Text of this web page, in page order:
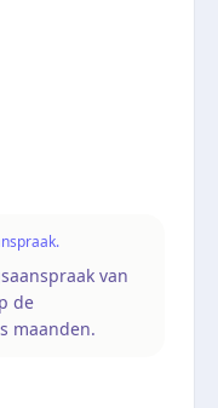
van
de
maanden.